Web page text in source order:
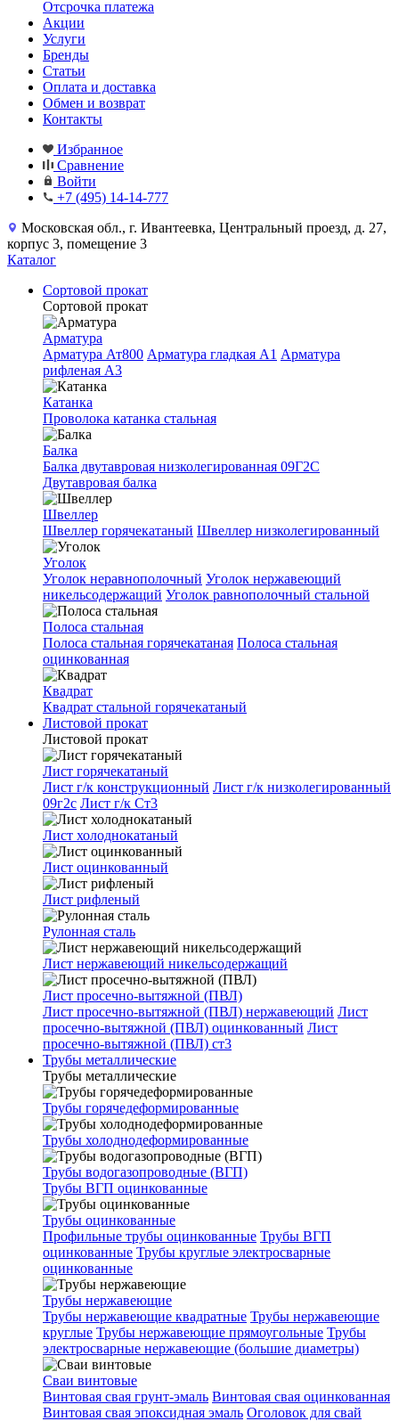
Отсрочка платежа
Акции
Услуги
Бренды
Статьи
Оплата и доставка
Обмен и возврат
Контакты
Избранное
Сравнение
Войти
+7 (495) 14-14-777
Московская обл., г. Ивантеевка, Центральный проезд, д. 27,
корпус 3, помещение 3
Каталог
Сортовой прокат
Сортовой прокат
Арматура
Арматура Ат800 Арматура гладкая A1 Арматура
рифленая A3
Катанка
Проволока катанка стальная
Балка
Балка двутавровая низколегированная 09Г2С
Двутавровая балка
Швеллер
Швеллер горячекатаный Швеллер низколегированный
Уголок
Уголок неравнополочный Уголок нержавеющий
никельсодержащий Уголок равнополочный стальной
Полоса стальная
Полоса стальная горячекатаная Полоса стальная
оцинкованная
Квадрат
Квадрат стальной горячекатаный
Листовой прокат
Листовой прокат
Лист горячекатаный
Лист г/к конструкционный Лист г/к низколегированный
09г2с Лист г/к Ст3
Лист холоднокатаный
Лист оцинкованный
Лист рифленый
Рулонная сталь
Лист нержавеющий никельсодержащий
Лист просечно-вытяжной (ПВЛ)
Лист просечно-вытяжной (ПВЛ) нержавеющий Лист
просечно-вытяжной (ПВЛ) оцинкованный Лист
просечно-вытяжной (ПВЛ) ст3
Трубы металлические
Трубы металлические
Трубы горячедеформированные
Трубы холоднодеформированные
Трубы водогазопроводные (ВГП)
Трубы ВГП оцинкованные
Трубы оцинкованные
Профильные трубы оцинкованные Трубы ВГП
оцинкованные Трубы круглые электросварные
оцинкованные
Трубы нержавеющие
Трубы нержавеющие квадратные Трубы нержавеющие
круглые Трубы нержавеющие прямоугольные Трубы
электросварные нержавеющие (большие диаметры)
Сваи винтовые
Винтовая свая грунт-эмаль Винтовая свая оцинкованная
Винтовая свая эпоксидная эмаль Оголовок для свай